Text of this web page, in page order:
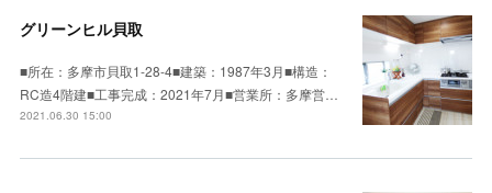
グリーンヒル貝取
■所在：多摩市貝取1-28-4■建築：1987年3月■構造：
RC造4階建■工事完成：2021年7月■営業所：多摩営…
2021.06.30 15:00